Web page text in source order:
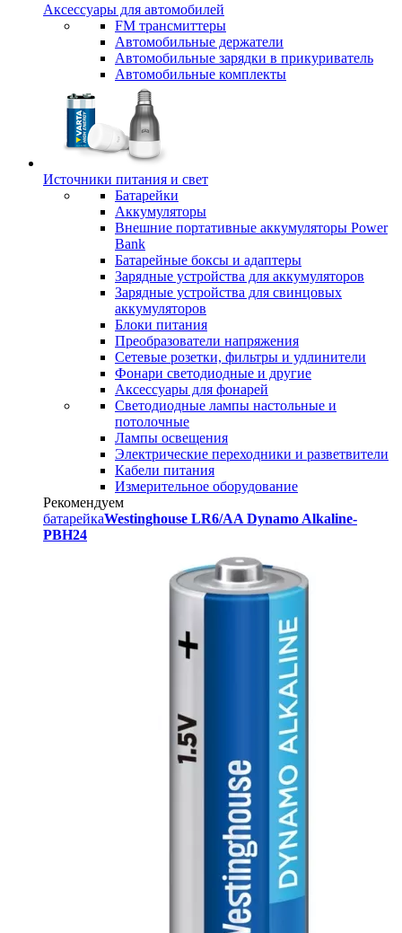
Аксессуары для автомобилей
FM трансмиттеры
Автомобильные держатели
Автомобильные зарядки в прикуриватель
Автомобильные комплекты
Источники питания и свет
Батарейки
Аккумуляторы
Внешние портативные аккумуляторы Power
Bank
Батарейные боксы и адаптеры
Зарядные устройства для аккумуляторов
Зарядные устройства для свинцовых
аккумуляторов
Блоки питания
Преобразователи напряжения
Сетевые розетки, фильтры и удлинители
Фонари светодиодные и другие
Аксессуары для фонарей
Светодиодные лампы настольные и
потолочные
Лампы освещения
Электрические переходники и разветвители
Кабели питания
Измерительное оборудование
Рекомендуем
батарейкаWestinghouse LR6/AA Dynamo Alkaline-
PBH24